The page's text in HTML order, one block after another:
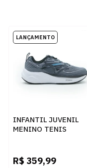
INFANTIL JUVENIL
MENINO TENIS
R$ 359,99